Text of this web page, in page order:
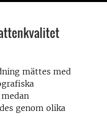
mättes med
genom olika